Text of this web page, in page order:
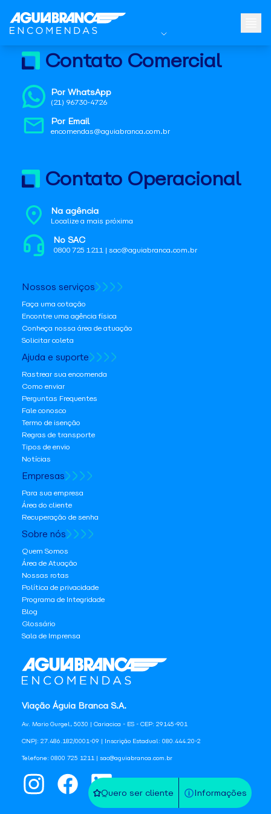
Quero ser cliente Informações
Viação Águia Branca S.A.
Av. Mario Gurgel, 5030 | Cariacica - ES - CEP: 29145-901
CNPJ: 27.486.182/0001-09 | Inscrição Estadual: 080.444.20-2
Telefone: 0800 725 1211 | sac@aguiabranca.com.br
Contato Comercial
Por WhatsApp
(21) 96730-4726
Por Email
encomendas@aguiabranca.com.br
Contato Operacional
Na agência
Localize a mais próxima
No SAC
0800 725 1211 | sac@aguiabranca.com.br
Nossos serviços
Faça uma cotação
Encontre uma agência física
Conheça nossa área de atuação
Solicitar coleta
Ajuda e suporte
Rastrear sua encomenda
Como enviar
Perguntas Frequentes
Fale conosco
Termo de isenção
Regras de transporte
Tipos de envio
Notícias
Empresas
Para sua empresa
Área do cliente
Recuperação de senha
Sobre nós
Quem Somos
Área de Atuação
Nossas rotas
Política de privacidade
Programa de Integridade
Blog
Glossário
Sala de Imprensa